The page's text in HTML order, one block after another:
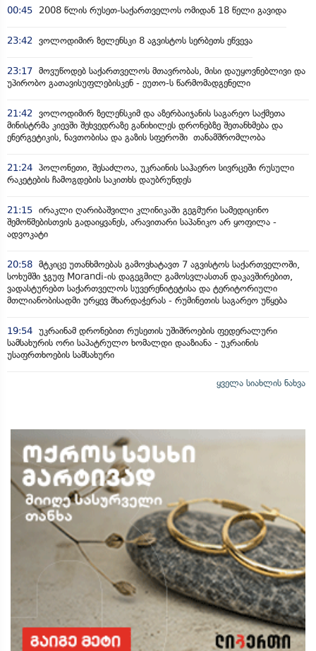
00:45 2008 წლის რუსეთ-საქართველოს ომიდან 18 წელი გავიდა
23:42 ვოლოდიმირ ზელენსკი 8 აგვისტოს სერბეთს ეწვევა
23:17 მოვუწოდებ საქართველოს მთავრობას, მისი დაუყოვნებლივი და
უპირობო გათავისუფლებისკენ - ეუთო-ს წარმომადგენელი
21:42
ვოლოდიმირ ზელენსკიმ და აზერბაიჯანის საგარეო საქმეთა
მინისტრმა კიევში შეხვედრაზე განიხილეს დრონებზე შეთანხმება და
ენერგეტიკის, ნავთობისა და გაზის სფეროში თანამშრომლობა
21:24 პოლონეთი, შესაძლოა, უკრაინის საჰაერო სივრცეში რუსული
რაკეტების ჩამოგდების საკითხს დაუბრუნდეს
21:15 ირაკლი ღარიბაშვილი კლინიკაში გეგმური სამედიცინო
შემოწმებისთვის გადაიყვანეს, არავითარი საპანიკო არ ყოფილა -
ადვოკატი
20:58 მტკიცე უთანხმოებას გამოვხატავთ 7 აგვისტოს საქართველოში,
სოხუმში ჯგუფ Morandi-ის დაგეგმილ გამოსვლასთან დაკავშირებით,
ვადასტურებთ საქართველოს სუვერენიტეტისა და ტერიტორიული
მთლიანობისადმი ურყევ მხარდაჭერას - რუმინეთის საგარეო უწყება
19:54 უკრაინამ დრონებით რუსეთის უშიშროების ფედერალური
სამსახურის ორი საპატრულო ხომალდი დააზიანა - უკრაინის
უსაფრთხოების სამსახური
ყველა სიახლის ნახვა